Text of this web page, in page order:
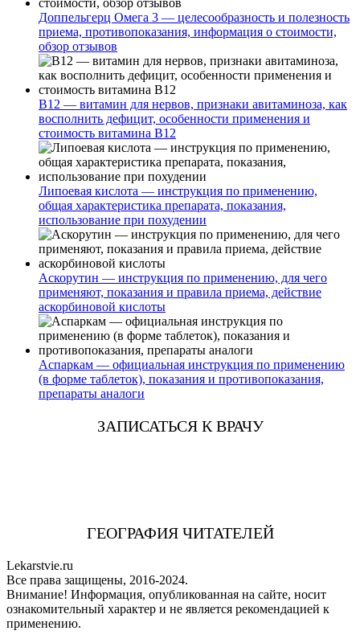
Доппельгерц Омега 3 — целесообразность и полезность
приема, противопоказания, информация о стоимости,
обзор отзывов
В12 — витамин для нервов, признаки авитаминоза, как
восполнить дефицит, особенности применения и
стоимость витамина В12
Липоевая кислота — инструкция по применению,
общая характеристика препарата, показания,
использование при похудении
Аскорутин — инструкция по применению, для чего
применяют, показания и правила приема, действие
аскорбиновой кислоты
Аспаркам — официальная инструкция по применению
(в форме таблеток), показания и противопоказания,
препараты аналоги
ЗАПИСАТЬСЯ К ВРАЧУ
ГЕОГРАФИЯ ЧИТАТЕЛЕЙ
Lekarstvie.ru
Все права защищены, 2016-2024.
Внимание! Информация, опубликованная на сайте, носит
ознакомительный характер и не является рекомендацией к
применению.